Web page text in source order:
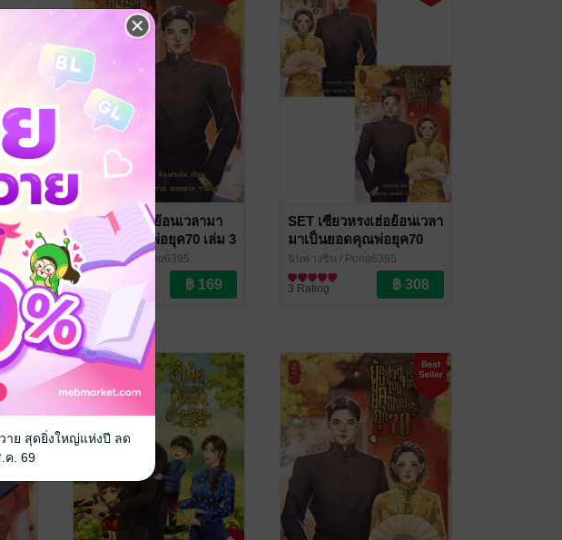
ลา
เซียวหรงเฮ่อย้อนเวลามา
เป็นยอดคุณพ่อยุค70 เล่ม 3
ฉินฟางซิน/ Pong6395
นิยายรักจีนโบราณ
4 Rating
SET เซียวหรงเฮ่อย้อนเวลา
มาเป็นยอดคุณพ่อยุค70
(เล่ม1-2)
ฉินฟางซิน / Pong6395
นิยายรักจีนโบราณ
3 Rating
าย สุดยิ่งใหญ่แห่งปี ลด
ค. 69